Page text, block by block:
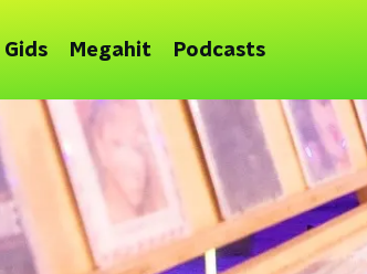
Gids Megahit Podcasts